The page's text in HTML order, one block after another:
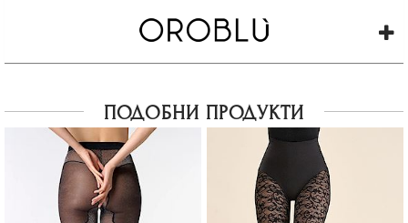
ПОДОБНИ ПРОДУКТИ